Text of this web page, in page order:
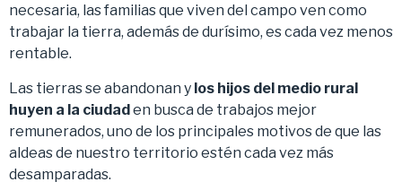
necesaria, las familias que viven del campo ven como
trabajar la tierra, además de durísimo, es cada vez menos
rentable.
Las tierras se abandonan y los hijos del medio rural
huyen a la ciudaden busca de trabajos mejor
remunerados, uno de los principales motivos de que las
aldeas de nuestro territorio estén cada vez más
desamparadas.